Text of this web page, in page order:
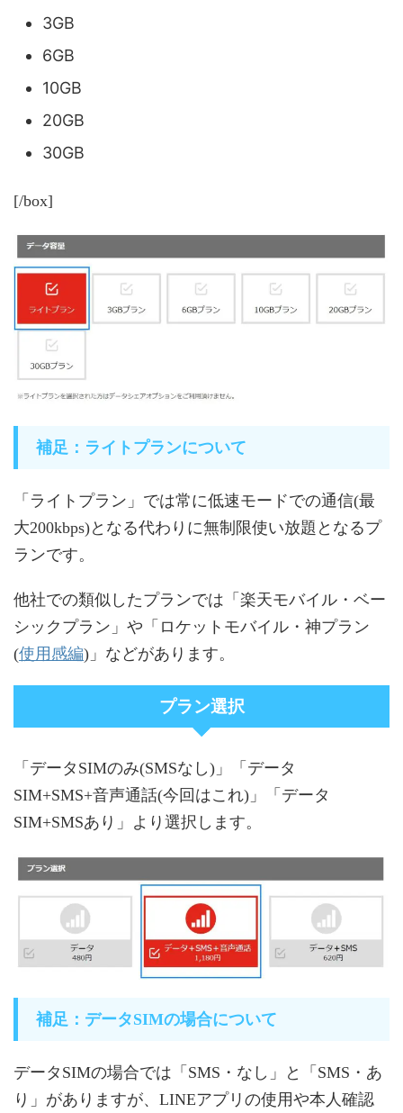
3GB
6GB
10GB
20GB
30GB
[/box]
補足：ライトプランについて
「ライトプラン」では常に低速モードでの通信(最
大200kbps)となる代わりに無制限使い放題となるプ
ランです。
他社での類似したプランでは「楽天モバイル・ベー
シックプラン」や「ロケットモバイル・神プラン
(使用感編)」などがあります。
プラン選択
「データSIMのみ(SMSなし)」「データ
SIM+SMS+音声通話(今回はこれ)」「データ
SIM+SMSあり」より選択します。
補足：データSIMの場合について
データSIMの場合では「SMS・なし」と「SMS・あ
り」がありますが、LINEアプリの使用や本人確認